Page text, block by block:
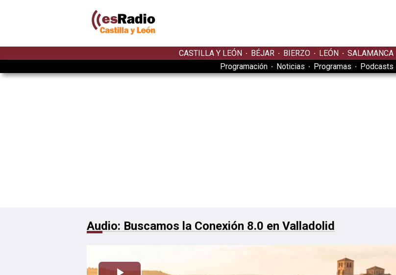
CASTILLA Y LEÓN BÉJAR BIERZO LEÓN SALAMANCA
Programación
Noticias Programas Podcasts
Audio: Buscamos la Conexión 8.0 en Valladolid